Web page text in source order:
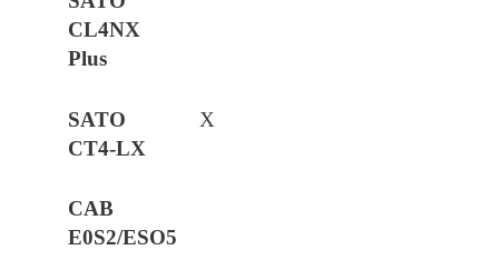
X